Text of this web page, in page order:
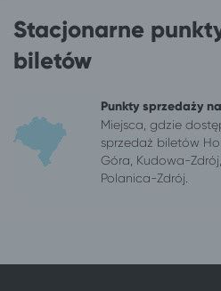
Iława
Ciechocinek
Inowrocław
Jarosław
Jaworzno
Ciechocinek
Jelenia Góra
Kalisz
Ciechocinek
Ciechocinek
Stacjonarne
biletów
Punkty sprzedaży
Miejsca, gdzie
sprzedaż biletów
Góra, Kudowa-
Polanica-Zdrój.